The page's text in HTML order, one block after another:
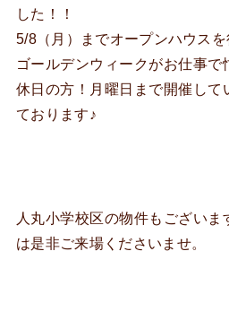
した！！
5/8（月）までオープンハウス
ゴールデンウィークがお仕事
休日の方！月曜日まで開催して
ております♪
人丸小学校区の物件もござい
は是非ご来場くださいませ。